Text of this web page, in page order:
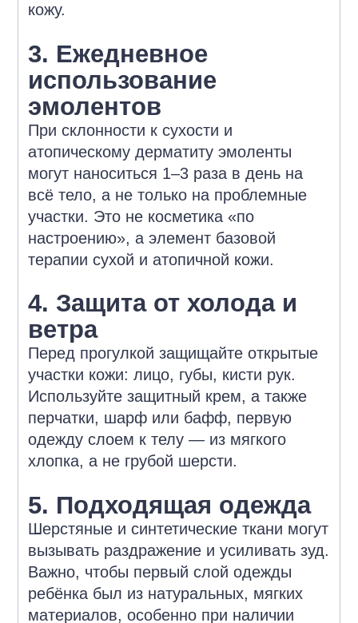
кожу.
3. Ежедневное
использование
эмолентов
При склонности к сухости и
атопическому дерматиту эмоленты
могут наноситься 1–3 раза в день на
всё тело, а не только на проблемные
участки. Это не косметика «по
настроению», а элемент базовой
терапии сухой и атопичной кожи.
4. Защита от холода и
ветра
Перед прогулкой защищайте открытые
участки кожи: лицо, губы, кисти рук.
Используйте защитный крем, а также
перчатки, шарф или бафф, первую
одежду слоем к телу — из мягкого
хлопка, а не грубой шерсти.
5. Подходящая одежда
Шерстяные и синтетические ткани могут
вызывать раздражение и усиливать зуд.
Важно, чтобы первый слой одежды
ребёнка был из натуральных, мягких
материалов, особенно при наличии